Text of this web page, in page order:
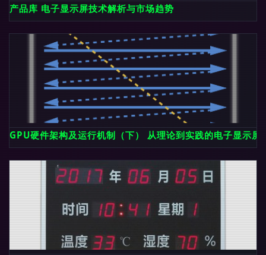
产品库 电子显示屏技术解析与市场趋势
GPU硬件架构及运行机制（下） 从理论到实践的电子显示屏